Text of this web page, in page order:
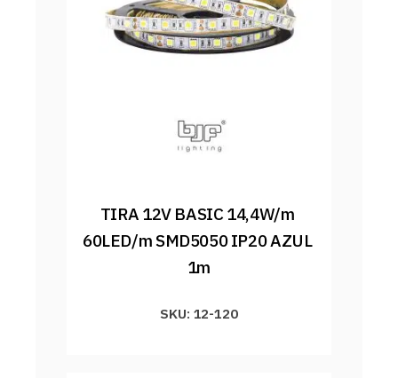
TIRA 12V BASIC 14,4W/m
60LED/m SMD5050 IP20 AZUL
1m
SKU: 12-120